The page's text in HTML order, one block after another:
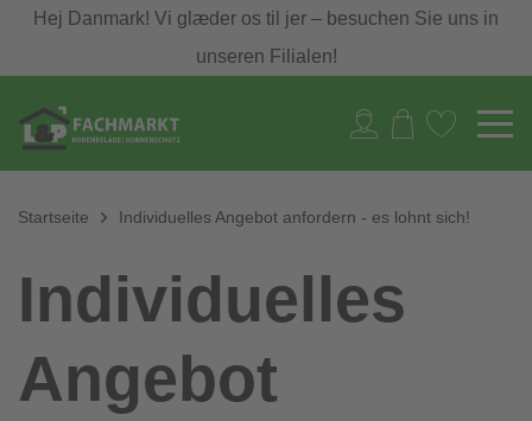
Hej Danmark! Vi glæder os til jer – besuchen Sie uns in
unseren Filialen!
Startseite Individuelles Angebot anfordern - es lohnt sich!
Individuelles
Angebot